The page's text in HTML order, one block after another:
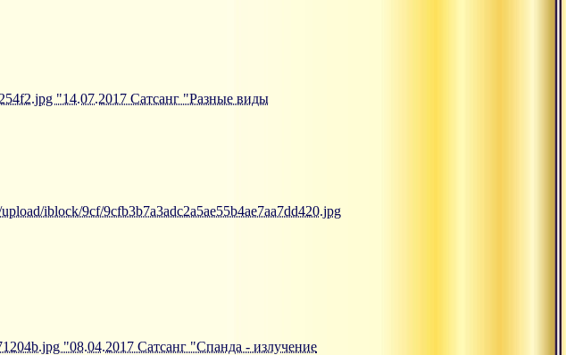
"14.07.2017 Сатсанг "Разные виды
iblock/9cf/9cfb3b7a3adc2a5ae55b4ae7aa7dd420.jpg
"08.04.2017 Сатсанг "Спанда - излучение